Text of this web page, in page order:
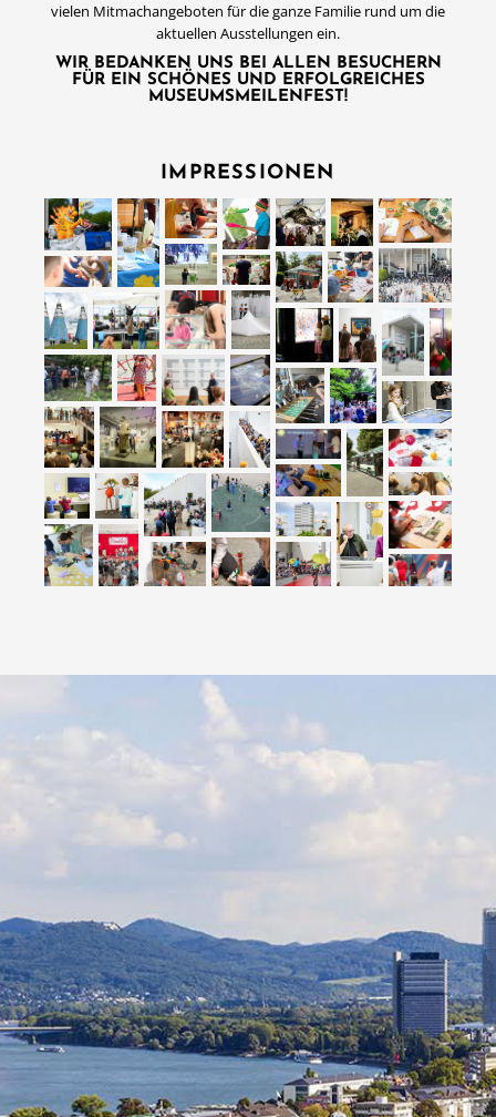
vielen Mitmachangeboten für die ganze Familie rund um die
aktuellen Ausstellungen ein.
WIR BEDANKEN UNS BEI ALLEN BESUCHERN
FÜR EIN SCHÖNES UND ERFOLGREICHES
MUSEUMSMEILENFEST!
IMPRESSIONEN